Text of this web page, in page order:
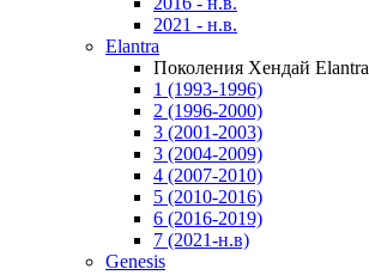
2021 - н.в.
Elantra
Поколения Хендай Elantra
1 (1993-1996)
2 (1996-2000)
3 (2001-2003)
3 (2004-2009)
4 (2007-2010)
5 (2010-2016)
6 (2016-2019)
7 (2021-н.в)
Genesis